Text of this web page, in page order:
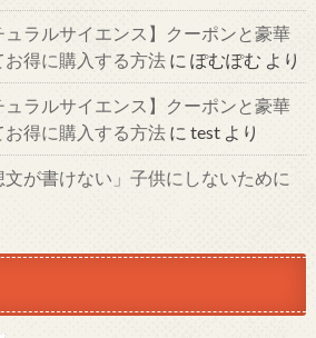
ラルサイエンス】クーポンと豪華
得に購入する方法に ぽむぽむ より
ラルサイエンス】クーポンと豪華
得に購入する方法に testより
文が書けない」子供にしないために